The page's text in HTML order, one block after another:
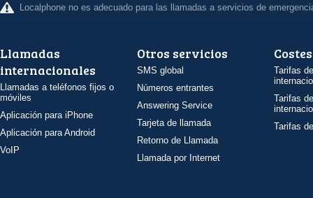
Localphone no es adecuado para las llamadas a servicios de
Llamadas
internacionales
Llamadas a teléfonos fijos o
móviles
Aplicación para iPhone
Aplicación para Android
VoIP
Otros servicios
SMS global
Números entrantes
Answering Service
Tarjeta de llamada
Retorno de Llamada
Llamada por Internet
Costes
Tarifas
Tarifas
Tarifas